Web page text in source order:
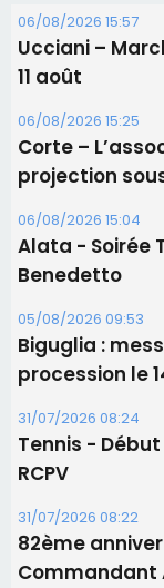
06/08/2026 15:57
Ucciani –
11 août
06/08/2026 15:25
Corte –
projection
06/08/2026 15:04
Alata - Soirée
Benedetto
05/08/2026 09:53
Biguglia :
procession le
31/07/2026 08:24
Tennis -
RCPV
31/07/2026 08:22
82ème
Commandant